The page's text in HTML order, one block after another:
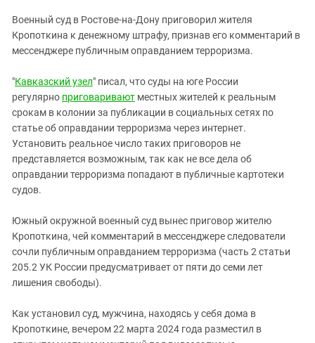
КАВКАЗ ЗА ПАЛЕСТИНУ
ИНАКОМЫСЛИЕ В ЧЕЧНЕ
ПРЕСЛЕДОВАНИЕ АКТИВИСТОВ
Ингушетия
Кабардино-Балкария
Калмыкия
Карачаево-Черкесия
Нагорный Карабах
Российская Федерация
Ростовская область
Ставропольский край
Чечня
Южный Кавказ
Военный суд в Ростове-на-Дону приговорил жителя
Кропоткина к денежному штрафу, признав его комментарий в
мессенджере публичным оправданием терроризма.
"Кавказский узел" писал, что суды на юге России
регулярно приговаривают местных жителей к реальным
срокам в колонии за публикации в социальных сетях по
статье об оправдании терроризма через интернет.
Установить реальное число таких приговоров не
представляется возможным, так как не все дела об
оправдании терроризма попадают в публичные картотеки
судов.
Южный окружной военный суд вынес приговор жителю
Кропоткина, чей комментарий в мессенджере следователи
сочли публичным оправданием терроризма (часть 2 статьи
205.2 УК России предусматривает от пяти до семи лет
лишения свободы).
Как установил суд, мужчина, находясь у себя дома в
Кропоткине, вечером 22 марта 2024 года разместил в